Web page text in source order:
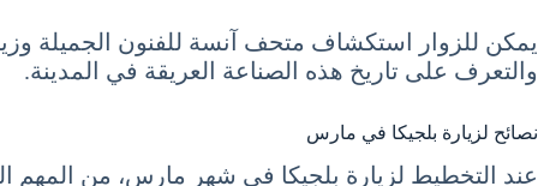
يمكن للزوار استكشاف متحف آنسة للفنون الجميلة
والتعرف على تاريخ هذه الصناعة العريقة في المدينة.
نصائح لزيارة بلجيكا في مارس
عند التخطيط لزيارة بلجيكا في شهر مارس، من